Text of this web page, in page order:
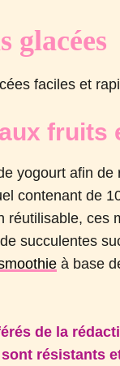
glacées
faciles et
fruits
yogourt afin
contenant de
réutilisable, ces
succulentes
à base
de la
résistants